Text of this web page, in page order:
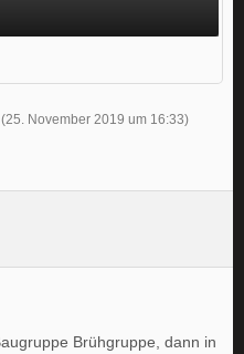
(25. November 2019 um 16:33)
Brühgruppe, dann in